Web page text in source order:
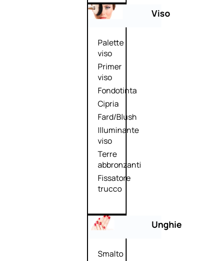
Viso
Palette
viso
Primer
viso
Fondotinta
Cipria
Fard/Blush
Illuminante
viso
Terre
abbronzanti
Fissatore
trucco
Unghie
Smalto